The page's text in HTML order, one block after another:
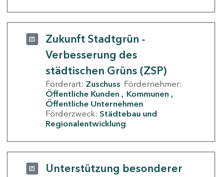
Zukunft Stadtgrün -
Verbesserung des
städtischen Grüns (ZSP)
Förderart: Zuschuss Fördernehmer:
Öffentliche Kunden
Kommunen
Öffentliche Unternehmen
Förderzweck: Städtebau und
Regionalentwicklung
Unterstützung besonderer